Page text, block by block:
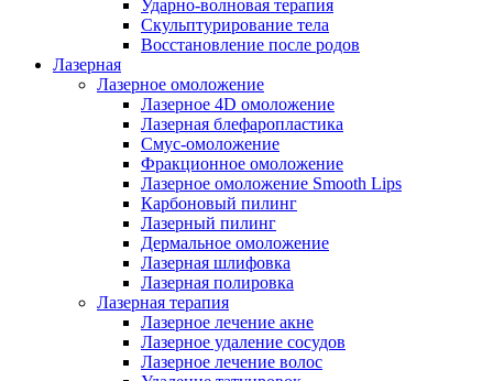
Ударно-волновая терапия
Скульптурирование тела
Восстановление после родов
Лазерная
Лазерное омоложение
Лазерное 4D омоложение
Лазерная блефаропластика
Смус-омоложение
Фракционное омоложение
Лазерное омоложение Smooth Lips
Карбоновый пилинг
Лазерный пилинг
Дермальное омоложение
Лазерная шлифовка
Лазерная полировка
Лазерная терапия
Лазерное лечение акне
Лазерное удаление сосудов
Лазерное лечение волос